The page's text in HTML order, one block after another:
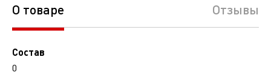
О товаре Отзывы
Состав
0